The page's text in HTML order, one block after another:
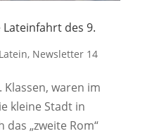
Lateinfahrt des 9.
Latein, Newsletter 14
waren im
kleine Stadt in
„zweite Rom“